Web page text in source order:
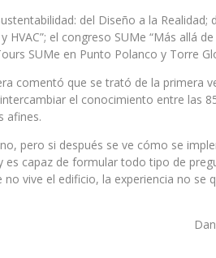
del Diseño a la Realidad;
el congreso SUMe “Más allá de
SUMe en Punto Polanco y Torre
comentó que se trató de la primera
el conocimiento entre las
afines.
pero si después se ve cómo se
capaz de formular todo tipo de
vive el edificio, la experiencia no se